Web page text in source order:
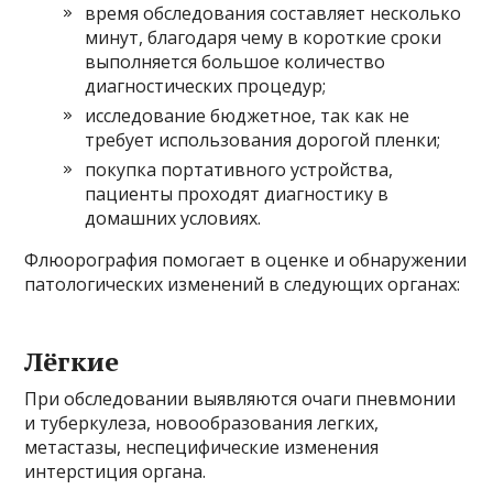
время обследования составляет несколько
минут, благодаря чему в короткие сроки
выполняется большое количество
диагностических процедур;
исследование бюджетное, так как не
требует использования дорогой пленки;
покупка портативного устройства,
пациенты проходят диагностику в
домашних условиях.
Флюорография помогает в оценке и обнаружении
патологических изменений в следующих органах:
Лёгкие
При обследовании выявляются очаги пневмонии
и туберкулеза, новообразования легких,
метастазы, неспецифические изменения
интерстиция органа.